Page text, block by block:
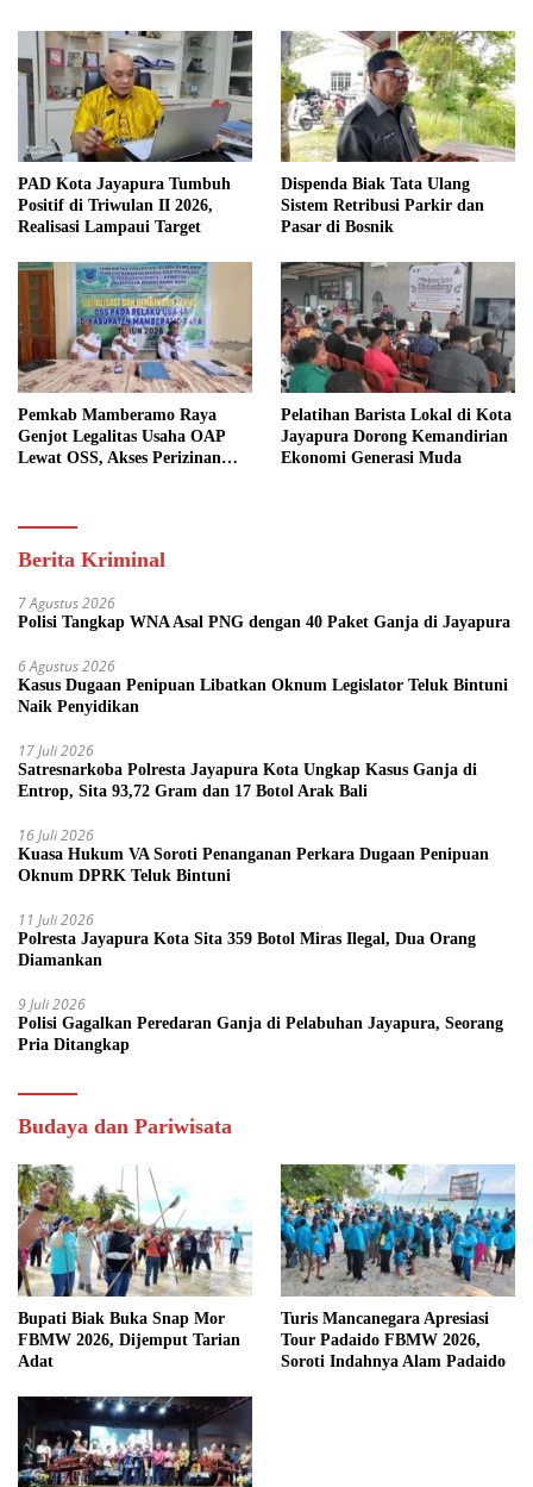
PAD Kota Jayapura Tumbuh
Positif di Triwulan II 2026,
Realisasi Lampaui Target
Dispenda Biak Tata Ulang
Sistem Retribusi Parkir dan
Pasar di Bosnik
Pemkab Mamberamo Raya
Genjot Legalitas Usaha OAP
Lewat OSS, Akses Perizinan
Pelatihan Barista Lokal di Kota
Jayapura Dorong Kemandirian
Ekonomi Generasi Muda
Berita Kriminal
7 Agustus 2026
Polisi Tangkap WNA Asal PNG dengan 40 Paket Ganja di Jayapura
6 Agustus 2026
Kasus Dugaan Penipuan Libatkan Oknum Legislator Teluk Bintuni
Naik Penyidikan
17 Juli 2026
Satresnarkoba Polresta Jayapura Kota Ungkap Kasus Ganja di
Entrop, Sita 93,72 Gram dan 17 Botol Arak Bali
16 Juli 2026
Kuasa Hukum VA Soroti Penanganan Perkara Dugaan Penipuan
Oknum DPRK Teluk Bintuni
11 Juli 2026
Polresta Jayapura Kota Sita 359 Botol Miras Ilegal, Dua Orang
Diamankan
9 Juli 2026
Polisi Gagalkan Peredaran Ganja di Pelabuhan Jayapura, Seorang
Pria Ditangkap
Budaya dan Pariwisata
Bupati Biak Buka Snap Mor
FBMW 2026, Dijemput Tarian
Adat
Turis Mancanegara Apresiasi
Tour Padaido FBMW 2026,
Soroti Indahnya Alam Padaido